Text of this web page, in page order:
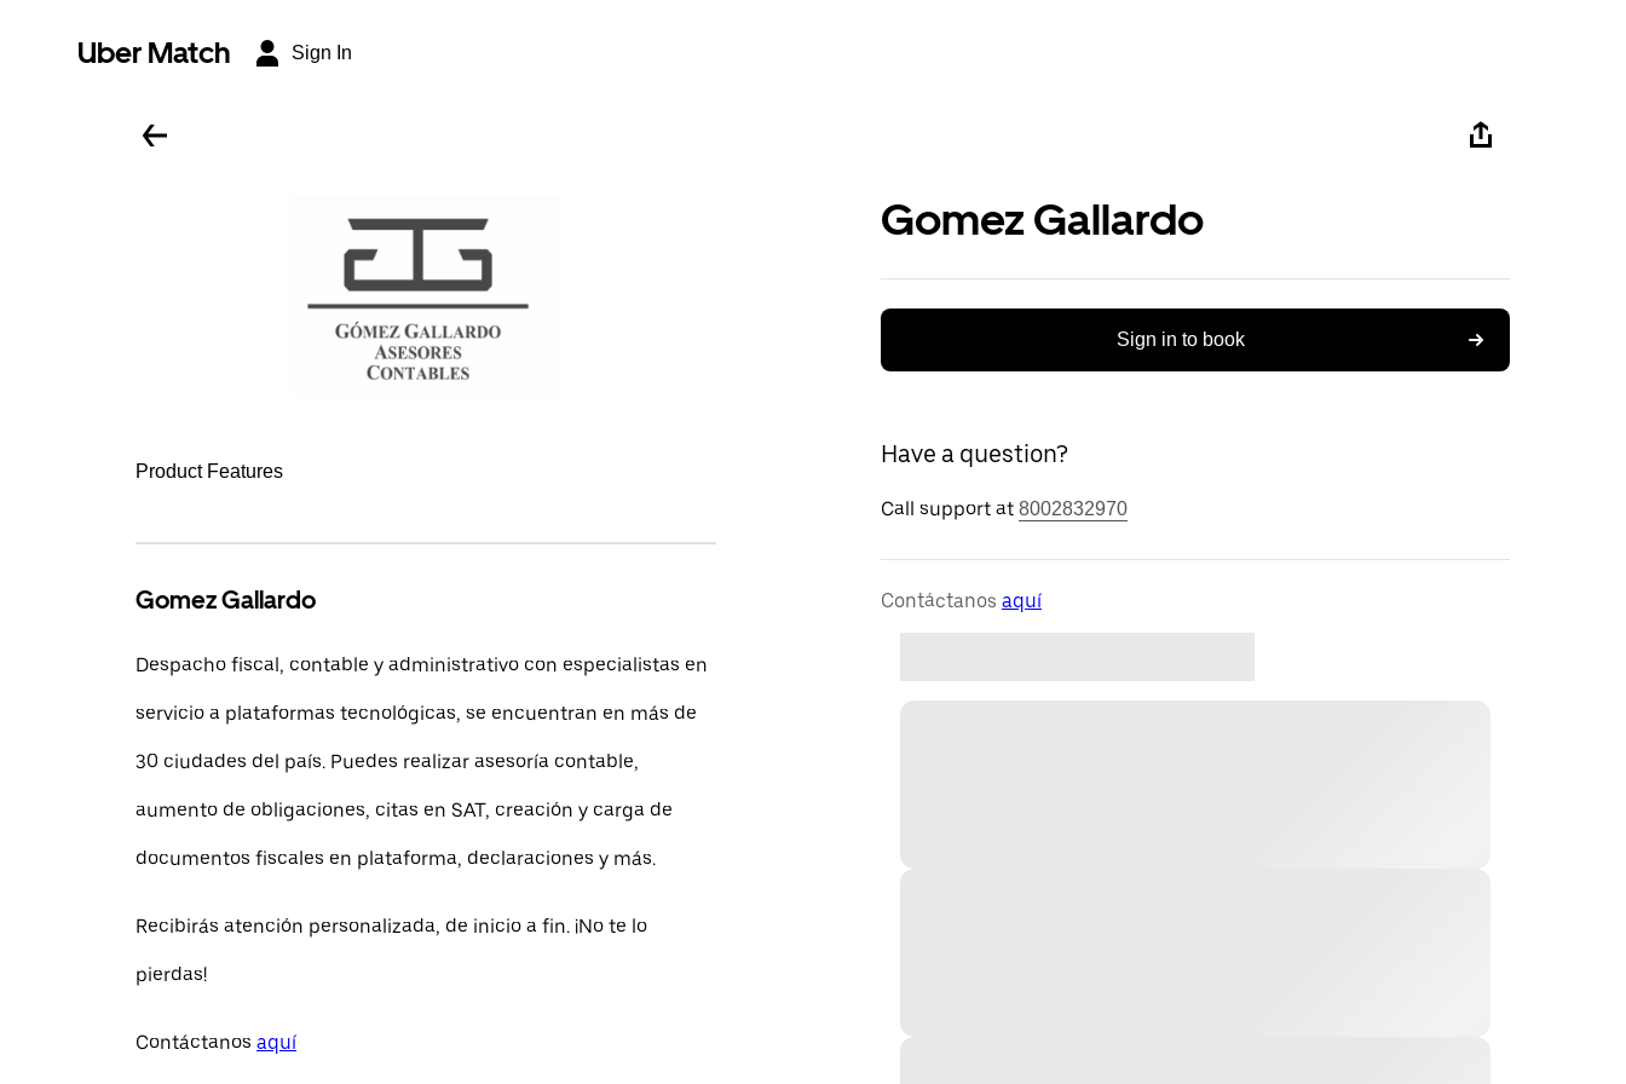
Uber Match Sign In
Product Features
Gomez Gallardo
Despacho fiscal, contable y administrativo con especialistas en
servicio a plataformas tecnológicas, se encuentran en más de
30 ciudades del país. Puedes realizar asesoría contable,
aumento de obligaciones, citas en SAT, creación y carga de
documentos fiscales en plataforma, declaraciones y más.
Recibirás atención personalizada, de inicio a fin. ¡No te lo
pierdas!
Contáctanos aquí
Gomez Gallardo
Sign in to book
Have a question?
Call support at 8002832970
Contáctanos aquí